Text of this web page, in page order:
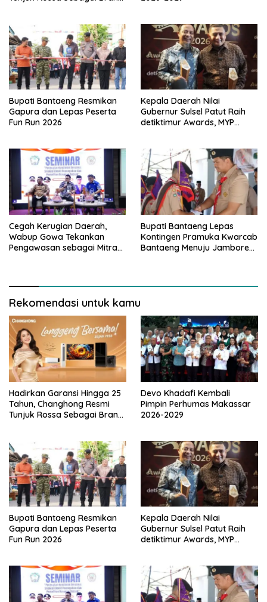
Bupati Bantaeng Resmikan
Gapura dan Lepas Peserta
Fun Run 2026
Kepala Daerah Nilai
Gubernur Sulsel Patut Raih
detiktimur Awards, MYP
Cegah Kerugian Daerah,
Wabup Gowa Tekankan
Pengawasan sebagai Mitra
Bupati Bantaeng Lepas
Kontingen Pramuka Kwarcab
Bantaeng Menuju Jambore
Rekomendasi untuk kamu
Hadirkan Garansi Hingga 25
Tahun, Changhong Resmi
Tunjuk Rossa Sebagai Brand
Devo Khadafi Kembali
Pimpin Perhumas Makassar
2026-2029
Bupati Bantaeng Resmikan
Gapura dan Lepas Peserta
Fun Run 2026
Kepala Daerah Nilai
Gubernur Sulsel Patut Raih
detiktimur Awards, MYP